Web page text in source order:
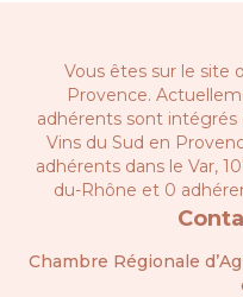
Vous êtes sur le site
Provence.
adhérents sont intégrés
Vins du Sud en
adhérents dans le Var,
du-Rhône et 0
Chambre Régionale